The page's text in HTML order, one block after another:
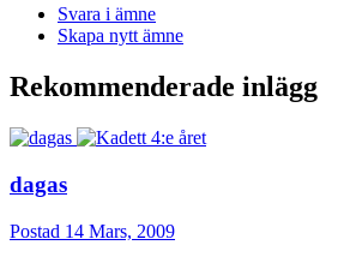
Svara i ämne
Skapa nytt ämne
Rekommenderade inlägg
dagas
Postad 14 Mars, 2009